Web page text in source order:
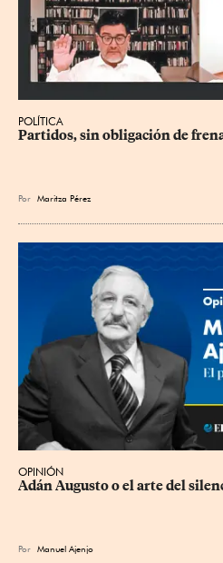
POLÍTICA
Partidos, sin obligación de
Por Maritza Pérez
OPINIÓN
Adán Augusto o el arte del
Por Manuel Ajenjo